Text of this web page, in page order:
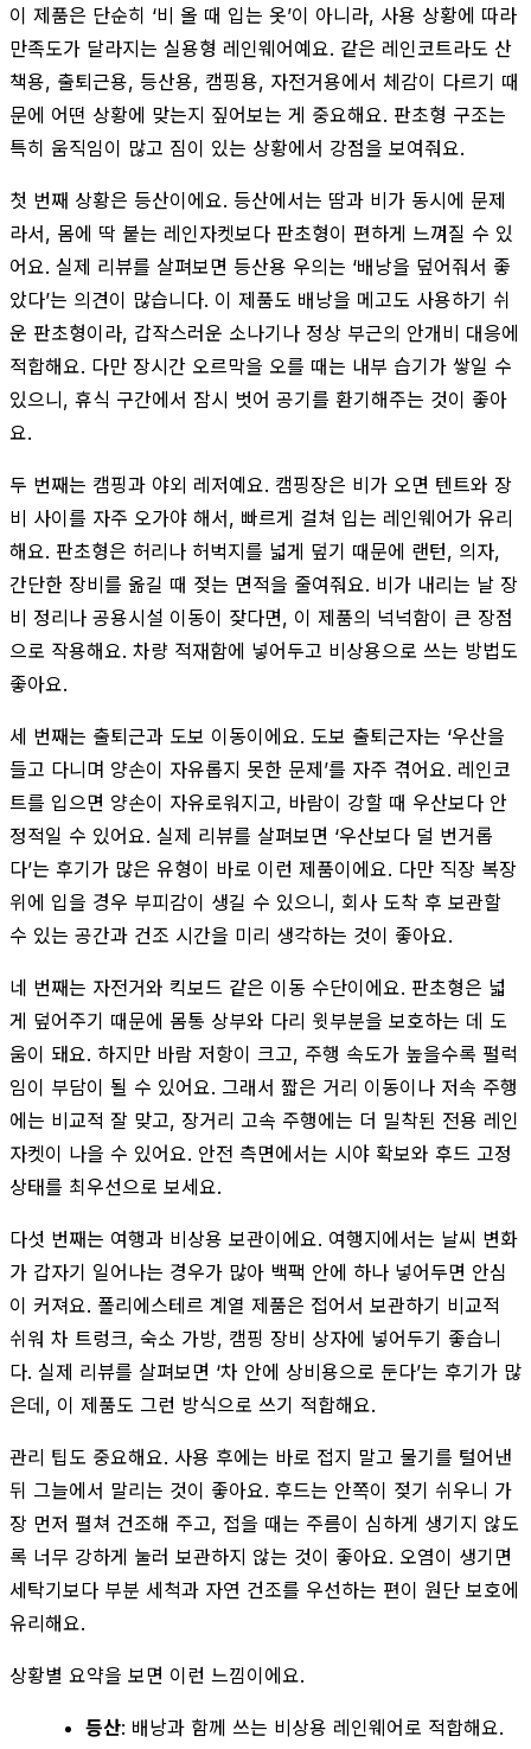
이 제품은 단순히 ‘비 올 때 입는 옷’이 아니라, 사용 상황에 따라
만족도가 달라지는 실용형 레인웨어예요. 같은 레인코트라도 산
책용, 출퇴근용, 등산용, 캠핑용, 자전거용에서 체감이 다르기 때
문에 어떤 상황에 맞는지 짚어보는 게 중요해요. 판초형 구조는
특히 움직임이 많고 짐이 있는 상황에서 강점을 보여줘요.
첫 번째 상황은 등산이에요. 등산에서는 땀과 비가 동시에 문제
라서, 몸에 딱 붙는 레인자켓보다 판초형이 편하게 느껴질 수 있
어요. 실제 리뷰를 살펴보면 등산용 우의는 ‘배낭을 덮어줘서 좋
았다’는 의견이 많습니다. 이 제품도 배낭을 메고도 사용하기 쉬
운 판초형이라, 갑작스러운 소나기나 정상 부근의 안개비 대응에
적합해요. 다만 장시간 오르막을 오를 때는 내부 습기가 쌓일 수
있으니, 휴식 구간에서 잠시 벗어 공기를 환기해주는 것이 좋아
요.
두 번째는 캠핑과 야외 레저예요. 캠핑장은 비가 오면 텐트와 장
비 사이를 자주 오가야 해서, 빠르게 걸쳐 입는 레인웨어가 유리
해요. 판초형은 허리나 허벅지를 넓게 덮기 때문에 랜턴, 의자,
간단한 장비를 옮길 때 젖는 면적을 줄여줘요. 비가 내리는 날 장
비 정리나 공용시설 이동이 잦다면, 이 제품의 넉넉함이 큰 장점
으로 작용해요. 차량 적재함에 넣어두고 비상용으로 쓰는 방법도
좋아요.
세 번째는 출퇴근과 도보 이동이에요. 도보 출퇴근자는 ‘우산을
들고 다니며 양손이 자유롭지 못한 문제’를 자주 겪어요. 레인코
트를 입으면 양손이 자유로워지고, 바람이 강할 때 우산보다 안
정적일 수 있어요. 실제 리뷰를 살펴보면 ‘우산보다 덜 번거롭
다’는 후기가 많은 유형이 바로 이런 제품이에요. 다만 직장 복장
위에 입을 경우 부피감이 생길 수 있으니, 회사 도착 후 보관할
수 있는 공간과 건조 시간을 미리 생각하는 것이 좋아요.
네 번째는 자전거와 킥보드 같은 이동 수단이에요. 판초형은 넓
게 덮어주기 때문에 몸통 상부와 다리 윗부분을 보호하는 데 도
움이 돼요. 하지만 바람 저항이 크고, 주행 속도가 높을수록 펄럭
임이 부담이 될 수 있어요. 그래서 짧은 거리 이동이나 저속 주행
에는 비교적 잘 맞고, 장거리 고속 주행에는 더 밀착된 전용 레인
자켓이 나을 수 있어요. 안전 측면에서는 시야 확보와 후드 고정
상태를 최우선으로 보세요.
다섯 번째는 여행과 비상용 보관이에요. 여행지에서는 날씨 변화
가 갑자기 일어나는 경우가 많아 백팩 안에 하나 넣어두면 안심
이 커져요. 폴리에스테르 계열 제품은 접어서 보관하기 비교적
쉬워 차 트렁크, 숙소 가방, 캠핑 장비 상자에 넣어두기 좋습니
다. 실제 리뷰를 살펴보면 ‘차 안에 상비용으로 둔다’는 후기가 많
은데, 이 제품도 그런 방식으로 쓰기 적합해요.
관리 팁도 중요해요. 사용 후에는 바로 접지 말고 물기를 털어낸
뒤 그늘에서 말리는 것이 좋아요. 후드는 안쪽이 젖기 쉬우니 가
장 먼저 펼쳐 건조해 주고, 접을 때는 주름이 심하게 생기지 않도
록 너무 강하게 눌러 보관하지 않는 것이 좋아요. 오염이 생기면
세탁기보다 부분 세척과 자연 건조를 우선하는 편이 원단 보호에
유리해요.
상황별 요약을 보면 이런 느낌이에요.
등산: 배낭과 함께 쓰는 비상용 레인웨어로 적합해요.